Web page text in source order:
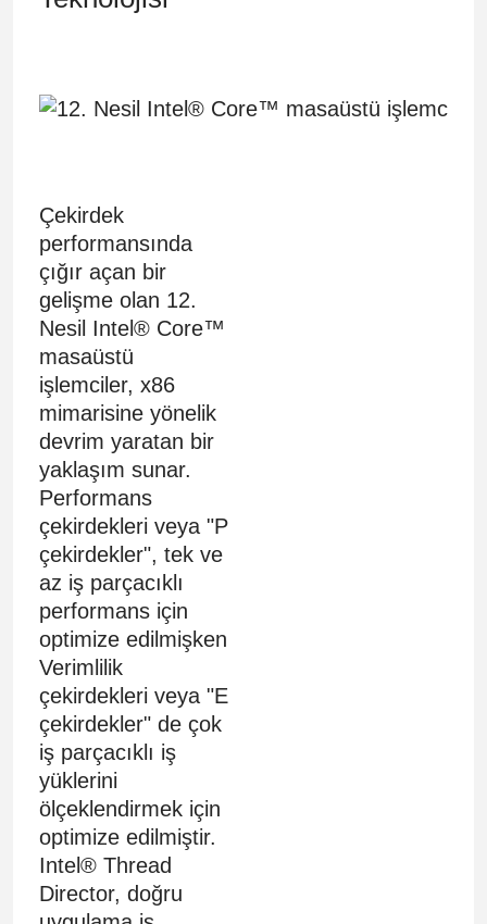
Çekirdek
performansında
çığır açan bir
gelişme olan 12.
Nesil Intel® Core™
masaüstü
işlemciler, x86
mimarisine yönelik
devrim yaratan bir
yaklaşım sunar.
Performans
çekirdekleri veya "P
çekirdekler", tek ve
az iş parçacıklı
performans için
optimize edilmişken
Verimlilik
çekirdekleri veya "E
çekirdekler" de çok
iş parçacıklı iş
yüklerini
ölçeklendirmek için
optimize edilmiştir.
Intel® Thread
Director, doğru